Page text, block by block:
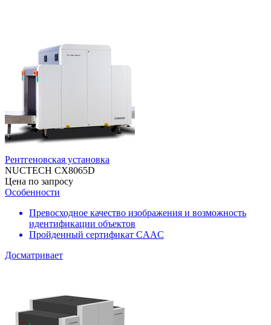
Рентгеновская установка
NUCTECH CX8065D
Цена по запросу
Особенности
Превосходное качество изображения и возможность
идентификации объектов
Пройденный сертификат CAAC
Досматривает